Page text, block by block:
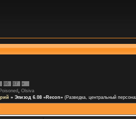
86 87 »
Poisoned, Olsiva
» Эпизод 6.08 «Recon» (Разведка, центральный